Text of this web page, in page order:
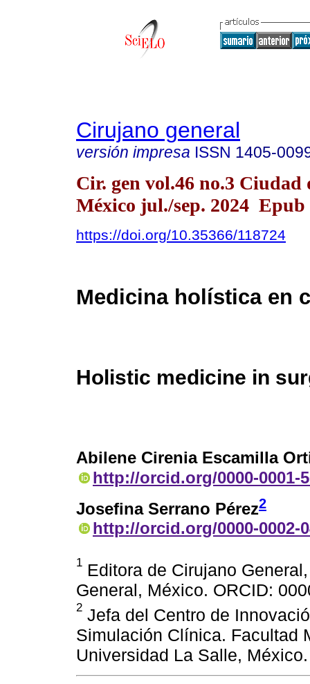
Cirujano general
versión impresa ISSN 1405-
Cir. gen vol.46 no.3 Ciudad
México jul./sep. 2024 Epub
https://doi.org/10.35366/118724
Medicina holística en
Holistic medicine in
Abilene Cirenia Escamilla
http://orcid.org/0000-0001-
Josefina Serrano Pérez2
http://orcid.org/0000-0002-
1 Editora de Cirujano
General, México. ORCID:
2 Jefa del Centro de
Simulación Clínica. Facultad
Universidad La Salle,